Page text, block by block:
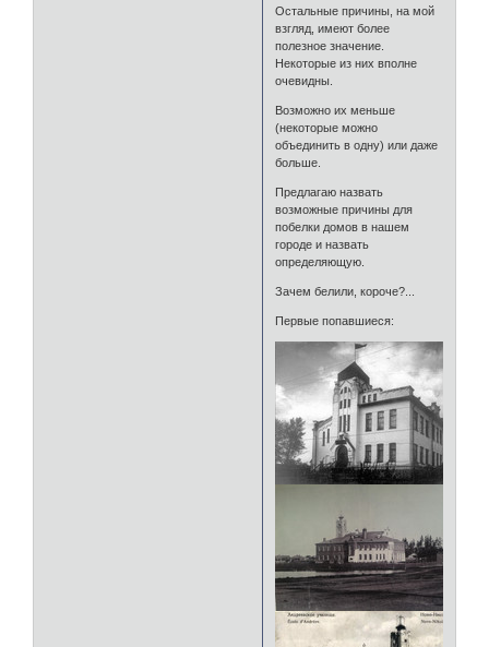
Остальные причины, на мой
взгляд, имеют более
полезное значение.
Некоторые из них вполне
очевидны.
Возможно их меньше
(некоторые можно
объединить в одну) или даже
больше.
Предлагаю назвать
возможные причины для
побелки домов в нашем
городе и назвать
определяющую.
Зачем белили, короче?...
Первые попавшиеся: